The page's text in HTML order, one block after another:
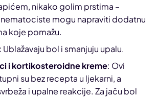
nikako golim prstima –
nematociste mogu napraviti dodatnu
koje pomažu.
Ublažavaju bol i smanjuju upalu.
i kortikosteroidne kreme: Ovi
su bez recepta u ljekarni, a
i upalne reakcije. Za jaču bol